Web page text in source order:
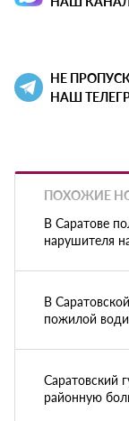
НЕ
НАШ
ПОХОЖИЕ
В Саратове
нарушителя
В
пожилой
Саратовский
районную